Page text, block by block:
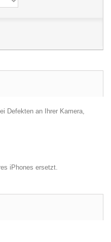
Defekten an Ihrer Kamera,
iPhones ersetzt.